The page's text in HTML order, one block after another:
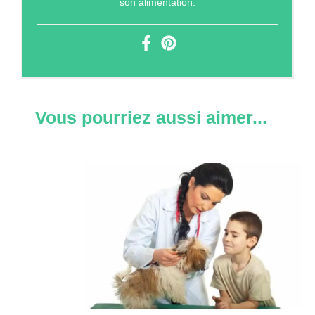
son alimentation.
Vous pourriez aussi aimer...